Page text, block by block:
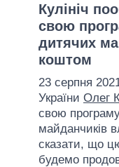
ВСІ
Кулініч
свою
дитячих
коштом
23 серпня
України Олег
свою
майданчиків
сказати, що
будемо